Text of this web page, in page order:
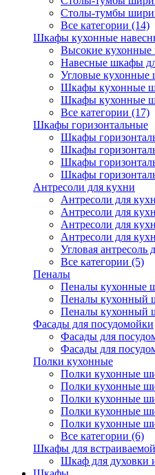
Столы-тумбы
Все категории (14)
Шкафы кухонные
Высокие
Навесные шкафы
Угловые
Шкафы кухонные
Шкафы кухонные
Все категории (17)
Шкафы горизонтальные
Шкафы
Шкафы
Шкафы
Шкафы
Антресоли для кухни
Антресоли для
Антресоли для
Антресоли для
Антресоли для
Угловая антресоль
Все категории (5)
Пеналы
Пеналы кухонные
Пеналы кухонный
Пеналы кухонный
Фасады для посудомойки
Фасады для
Фасады для
Полки кухонные
Полки кухонные
Полки кухонные
Полки кухонные
Полки кухонные
Полки кухонные
Все категории (6)
Шкафы для
Шкаф для духовки